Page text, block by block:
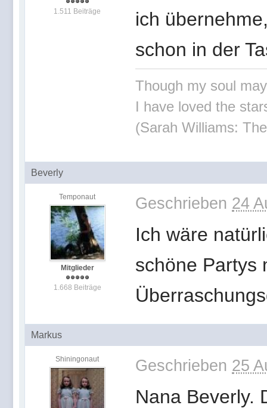
1.511 Beiträge
ich
schon in der
Though my soul
I have loved the
(Sarah Williams:
Beverly
Temponaut
Mitglieder
1.668 Beiträge
Geschrieben 24
Ich wäre
schöne Partys
Markus
Shiningonaut Geschrieben 25
Nana Beverly.